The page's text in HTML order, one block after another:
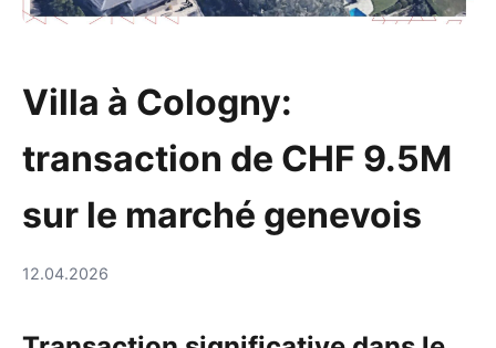
Villa à Cologny:
transaction de CHF 9.5M
sur le marché genevois
12.04.2026